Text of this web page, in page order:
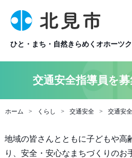
ひと・まち・自然きらめくオホーツ
交通安全指導員を
ホーム くらし 交通安全 交通安全
地域の皆さんとともに子どもや高
り、安全・安心なまちづくりのお